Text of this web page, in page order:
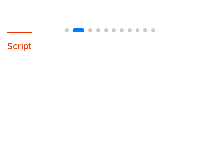
Script